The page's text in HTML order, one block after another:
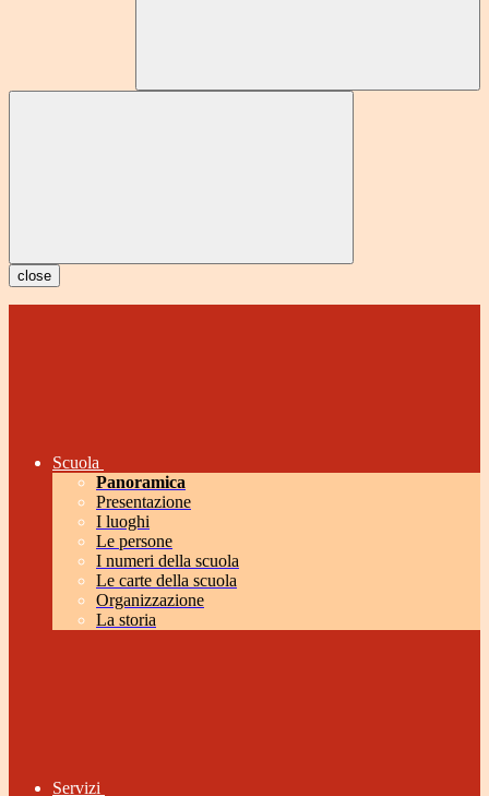
close
Scuola
Panoramica
Presentazione
I luoghi
Le persone
I numeri della scuola
Le carte della scuola
Organizzazione
La storia
Servizi